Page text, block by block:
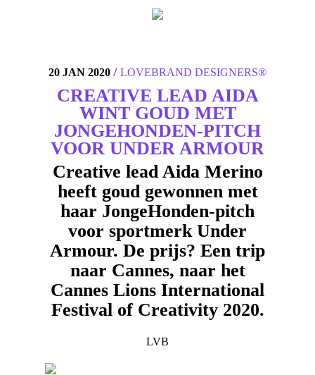
20 JAN 2020 / LOVEBRAND DESIGNERS®
CREATIVE LEAD AIDA
WINT GOUD MET
JONGEHONDEN-PITCH
VOOR UNDER ARMOUR
Creative lead Aida Merino
heeft goud gewonnen met
haar JongeHonden-pitch
voor sportmerk Under
Armour. De prijs? Een trip
naar Cannes, naar het
Cannes Lions International
Festival of Creativity 2020.
LVB